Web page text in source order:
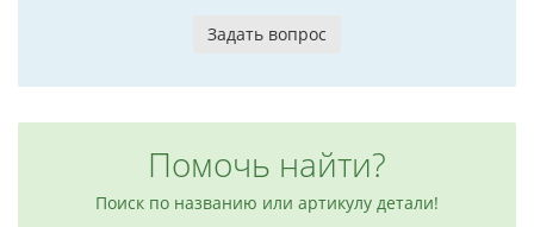
Задать вопрос
Помочь найти?
Поиск по названию или артикулу детали!